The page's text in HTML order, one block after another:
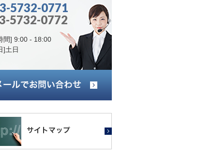
5732-0771
5732-0772
間] 9:00 - 18:00
]土日